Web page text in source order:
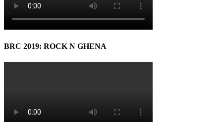
BRC 2019: ROCK N GHENA